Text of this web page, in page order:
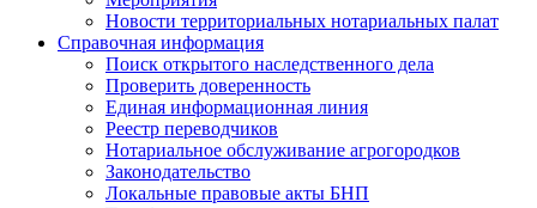
Новости территориальных нотариальных палат
Справочная информация
Поиск открытого наследственного дела
Проверить доверенность
Единая информационная линия
Реестр переводчиков
Нотариальное обслуживание агрогородков
Законодательство
Локальные правовые акты БНП